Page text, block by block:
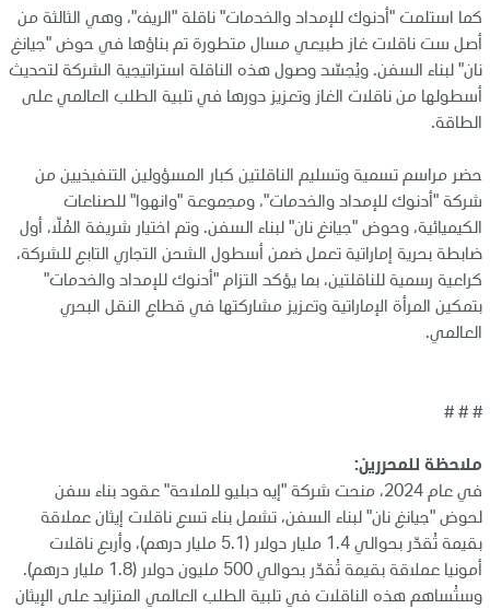
كما استلمت "أدنوك للإمداد والخدمات" ناقلة "الريف"، وهي الثالثة من
أصل ست ناقلات غاز طبيعي مسال متطورة تم بناؤها في حوض "جيانغ
نان" لبناء السفن. ويُجسّد وصول هذه الناقلة استراتيجية الشركة لتحديث
أسطولها من ناقلات الغاز وتعزيز دورها في تلبية الطلب العالمي على
الطاقة.
حضر مراسم تسمية وتسليم الناقلتين كبار المسؤولين التنفيذيين من
شركة "أدنوك للإمداد والخدمات"، ومجموعة "وانهوا" للصناعات
الكيميائية، وحوض "جيانغ نان" لبناء السفن. وتم اختيار شريفة المُلّا، أول
ضابطة بحرية إماراتية تعمل ضمن أسطول الشحن التجاري التابع للشركة،
كراعية رسمية للناقلتين، بما يؤكد التزام "أدنوك للإمداد والخدمات"
بتمكين المرأة الإماراتية وتعزيز مشاركتها في قطاع النقل البحري
العالمي.
# # #
ملاحظة للمحررين:
في عام 2024، منحت شركة "إيه دبليو للملاحة" عقود بناء سفن
لحوض "جيانغ نان" لبناء السفن، تشمل بناء تسع ناقلات إيثان عملاقة
بقيمة تُقدّر بحوالي 1.4 مليار دولار (5.1 مليار درهم)، وأربع ناقلات
أمونيا عملاقة بقيمة تُقدّر بحوالي 500 مليون دولار (1.8 مليار درهم).
وستُساهم هذه الناقلات في تلبية الطلب العالمي المتزايد على الإيثان